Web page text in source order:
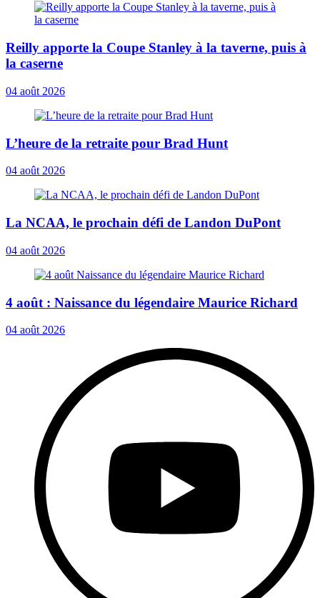
Reilly apporte la Coupe Stanley à la taverne, puis à
la caserne
04 août 2026
L’heure de la retraite pour Brad Hunt
04 août 2026
La NCAA, le prochain défi de Landon DuPont
04 août 2026
4 août : Naissance du légendaire Maurice Richard
04 août 2026